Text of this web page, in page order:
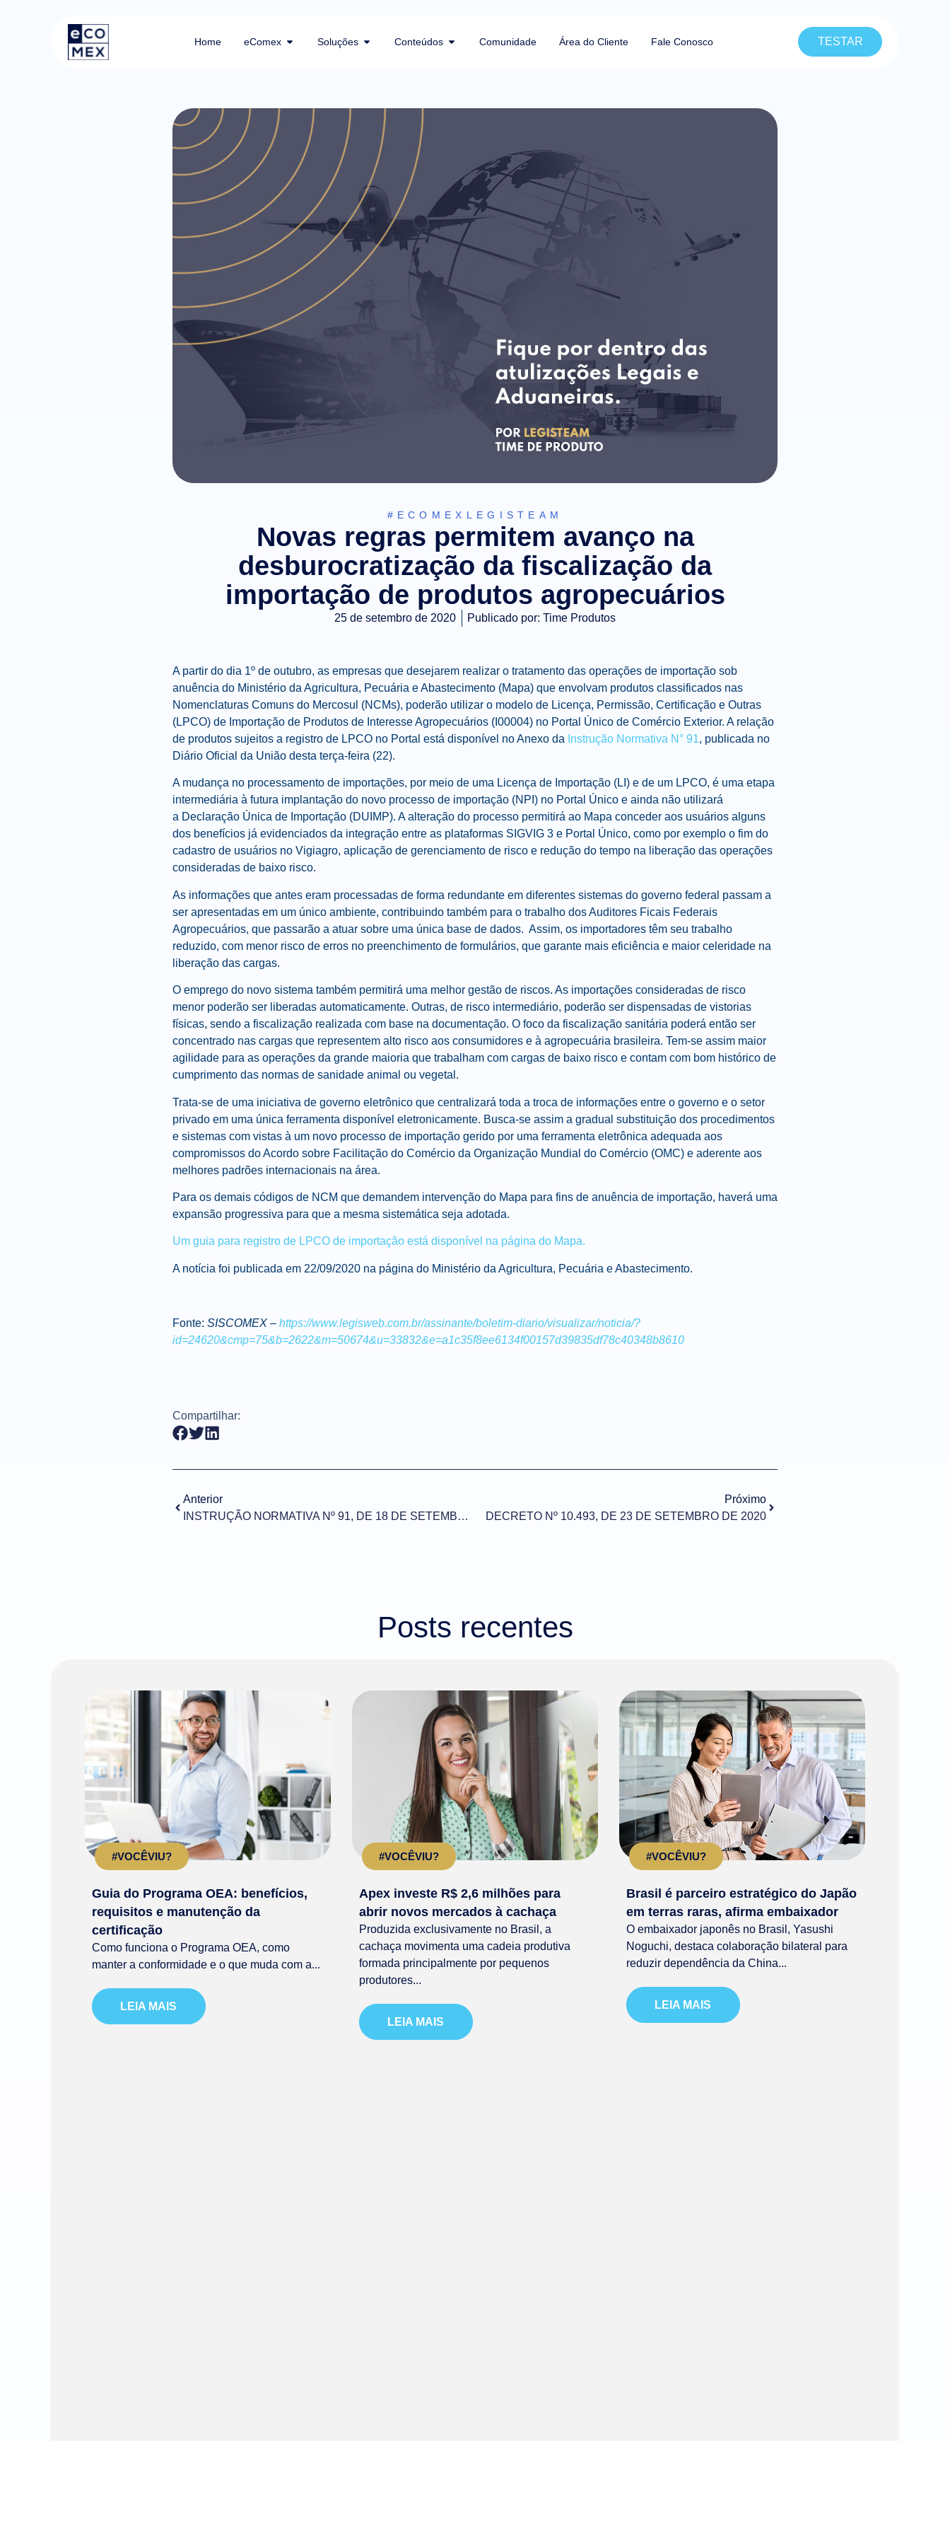
Home eComex Soluções Conteúdos Comunidade Área do Cliente Fale Conosco TESTAR
#ECOMEXLEGISTEAM
Novas regras permitem avanço na
desburocratização da fiscalização da
importação de produtos agropecuários
25 de setembro de 2020 Publicado por: Time Produtos
A partir do dia 1º de outubro, as empresas que desejarem realizar o tratamento das operações de importação sob
anuência do Ministério da Agricultura, Pecuária e Abastecimento (Mapa) que envolvam produtos classificados nas
Nomenclaturas Comuns do Mercosul (NCMs), poderão utilizar o modelo de Licença, Permissão, Certificação e Outras
(LPCO) de Importação de Produtos de Interesse Agropecuários​ (I00004) no Portal Único de Comércio Exterior. A relação
de produtos sujeitos a registro de LPCO no Portal está disponível no Anexo da Instrução Normativa N° 91, publicada no
Diário Oficial da União desta terça-feira (22).
A mudança no processamento de importações, por meio de uma Licença de Importação (LI) e de um LPCO, é uma etapa
intermediária à futura implantação do novo processo de importação (NPI) no Portal Único e ainda não utilizará
a Declaração Única de Importação (DUIMP). A alteração do processo permitirá ao Mapa conceder aos usuários alguns
dos benefícios já evidenciados da integração entre as plataformas SIGVIG 3 e Portal Único, como por exemplo o fim do
cadastro de usuários no Vigiagro, aplicação de gerenciamento de risco e redução do tempo na liberação das operações
consideradas de baixo risco.
As informações que antes eram processadas de forma redundante em diferentes sistemas do governo federal passam a
ser apresentadas em um único ambiente, contribuindo também para o trabalho dos Auditores Ficais Federais
Agropecuários, que passarão a atuar sobre uma única base de dados. Assim, os importadores têm seu trabalho
reduzido, com menor risco de erros no preenchimento de formulários, que garante mais eficiência e maior celeridade na
liberação das cargas.
O emprego do novo sistema também permitirá uma melhor gestão de riscos. As importações consideradas de risco
menor poderão ser liberadas automaticamente. Outras, de risco intermediário, poderão ser dispensadas de vistorias
físicas, sendo a fiscalização realizada com base na documentação. O foco da fiscalização sanitária poderá então ser
concentrado nas cargas que representem alto risco aos consumidores e à agropecuária brasileira. Tem-se assim maior
agilidade para as operações da grande maioria que trabalham com cargas de baixo risco e contam com bom histórico de
cumprimento das normas de sanidade animal ou vegetal.
Trata-se de uma iniciativa de governo eletrônico que centralizará toda a troca de informações entre o governo e o setor
privado em uma única ferramenta disponível eletronicamente. Busca-se assim a gradual substituição dos procedimentos
e sistemas com vistas à um novo processo de importação gerido por uma ferramenta eletrônica adequada aos
compromissos do Acordo sobre Facilitação do Comércio da Organização Mundial do Comércio (OMC) e aderente aos
melhores padrões internacionais na área.
Para os demais códigos de NCM que demandem intervenção do Mapa para fins de anuência de importação, haverá uma
expansão progressiva para que a mesma sistemática seja adotada.
Um guia para registro de LPCO de importação está disponível na página do Mapa.
A notícia foi publicada em 22/09/2020 na página do Ministério da Agricultura, Pecuária e Abastecimento.
Fonte: SISCOMEX – https://www.legisweb.com.br/assinante/boletim-diario/visualizar/noticia/?
id=24620&cmp=75&b=2622&m=50674&u=33832&e=a1c35f8ee6134f00157d39835df78c40348b8610
Compartilhar:
Anterior
INSTRUÇÃO NORMATIVA Nº 91, DE 18 DE SETEMBRO DE 2020
Próximo
DECRETO Nº 10.493, DE 23 DE SETEMBRO DE 2020
Posts recentes
#VOCÊVIU?
Guia do Programa OEA: benefícios,
requisitos e manutenção da
certificação
Como funciona o Programa OEA, como
manter a conformidade e o que muda com a...
LEIA MAIS
#VOCÊVIU?
Apex investe R$ 2,6 milhões para
abrir novos mercados à cachaça
Produzida exclusivamente no Brasil, a
cachaça movimenta uma cadeia produtiva
formada principalmente por pequenos
produtores...
LEIA MAIS
#VOCÊVIU?
Brasil é parceiro estratégico do Japão
em terras raras, afirma embaixador
O embaixador japonês no Brasil, Yasushi
Noguchi, destaca colaboração bilateral para
reduzir dependência da China...
LEIA MAIS